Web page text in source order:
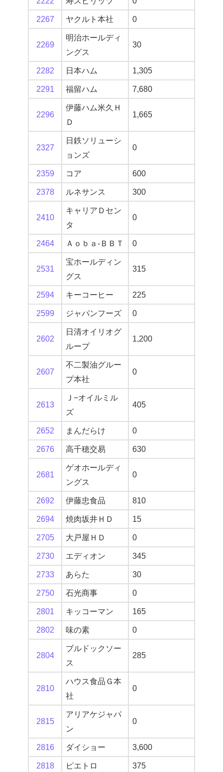
2267 ヤクルト本社 0
2269
明治ホールディ
ングス
30
2282 日本ハム 1,305
2291 福留ハム 7,680
2296
伊藤ハム米久Ｈ
Ｄ
1,665
2327
日鉄ソリューシ
ョンズ
0
2359 コア 600
2378 ルネサンス 300
2410
キャリアＤセン
タ
0
2464 Ａｏｂａ‐ＢＢＴ 0
2531
宝ホールディン
グス
315
2594 キーコーヒー 225
2599 ジャパンフーズ 0
2602
日清オイリオグ
ループ
1,200
2607
不二製油グルー
プ本社
0
2613
Ｊ−オイルミル
ズ
405
2652 まんだらけ 0
2676 高千穂交易 630
2681
ゲオホールディ
ングス
0
2692 伊藤忠食品 810
2694 焼肉坂井ＨＤ 15
2705 大戸屋ＨＤ 0
2730 エディオン 345
2733 あらた 30
2750 石光商事 0
2801 キッコーマン 165
2802 味の素 0
2804
ブルドックソー
ス
285
2810
ハウス食品Ｇ本
社
0
2815
アリアケジャパ
ン
0
2816 ダイショー 3,600
2818 ピエトロ 375